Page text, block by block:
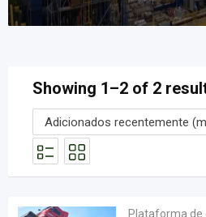
Showing 1–2 of 2
Plataforma de